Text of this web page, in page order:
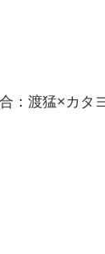
：渡猛×カ